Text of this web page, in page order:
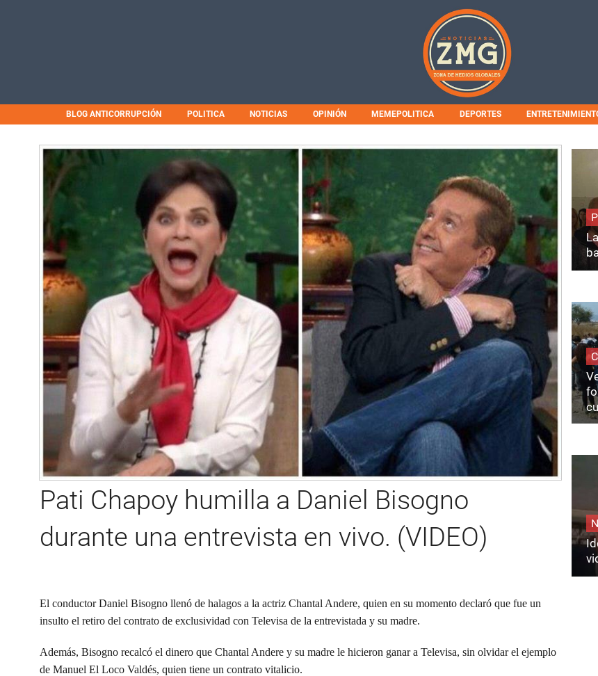
BLOG ANTICORRUPCIÓN POLITICA NOTICIAS OPINIÓN MEMEPOLITICA DEPORTES
Pati Chapoy humilla a Daniel Bisogno
durante una entrevista en vivo. (VIDEO)
El conductor Daniel Bisogno llenó de halagos a la actriz Chantal Andere, quien en su momento declaró que fue un
insulto el retiro del contrato de exclusividad con Televisa de la entrevistada y su madre.
Además, Bisogno recalcó el dinero que Chantal Andere y su madre le hicieron ganar a Televisa, sin olvidar el ejemplo
de Manuel El Loco Valdés, quien tiene un contrato vitalicio.